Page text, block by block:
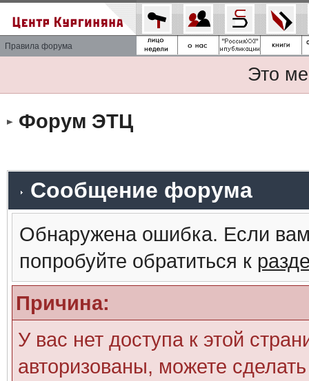
Правила форума
Это
Форум ЭТЦ
Сообщение форума
Обнаружена ошибка. Если
попробуйте обратиться к
Причина:
У вас нет доступа к этой
авторизованы, можете